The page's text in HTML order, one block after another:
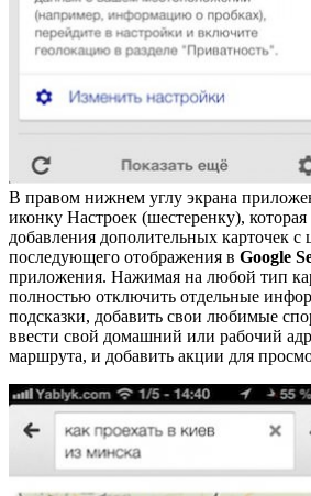
В правом нижнем углу экрана
иконку Настроек (шестеренку),
добавления дополительных карточек с
последующего отображения в Google
приложения. Нажимая на любой тип
полностью отключить отдельные
подсказки, добавить свои любимые
ввести свой домашний или рабочий
маршрута, и добавить акции для